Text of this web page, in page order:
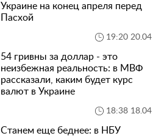
Украине на конец апреля перед
Пасхой
19:20 20.04
54 гривны за доллар - это
неизбежная реальность: в МВФ
рассказали, каким будет курс
валют в Украине
18:38 18.04
Станем еще беднее: в НБУ